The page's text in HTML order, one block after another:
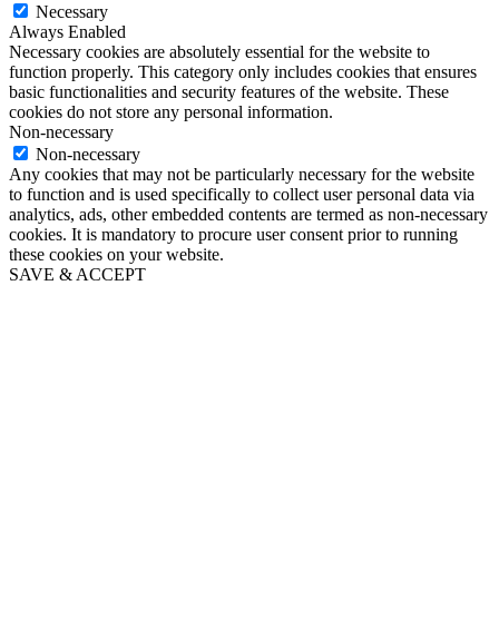
Necessary
Always Enabled
Necessary cookies are absolutely essential for the website to
function properly. This category only includes cookies that ensures
basic functionalities and security features of the website. These
cookies do not store any personal information.
Non-necessary
Non-necessary
Any cookies that may not be particularly necessary for the website
to function and is used specifically to collect user personal data via
analytics, ads, other embedded contents are termed as non-necessary
cookies. It is mandatory to procure user consent prior to running
these cookies on your website.
SAVE & ACCEPT